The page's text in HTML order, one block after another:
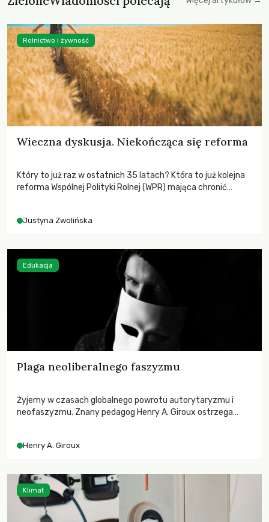
Wieczna dyskusja. Niekończąca się reforma
Który to już raz w ostatnich 35 latach? Która to już kolejna
reforma Wspólnej Polityki Rolnej (WPR) mająca chronić
Justyna Zwolińska
Rolnictwo i żywność
Plaga neoliberalnego faszyzmu
Żyjemy w czasach globalnego powrotu autorytaryzmu i
neofaszyzmu. Znany pedagog Henry A. Giroux ostrzega
wychowają świadomych obywateli?
Henry A. Giroux
Edukacja
Klimat